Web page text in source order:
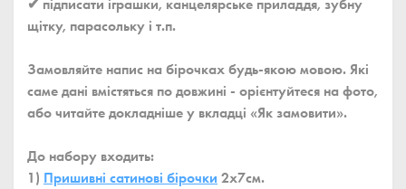
✔ підписати іграшки, канцелярське приладдя, зубну
щітку, парасольку і т.п.
Замовляйте напис на бірочках будь-якою мовою. Які
саме дані вмістяться по довжині - орієнтуйтеся на фото,
або читайте докладніше у вкладці «Як замовити».
До набору входить:
1) Пришивні сатинові бірочки 2x7см.